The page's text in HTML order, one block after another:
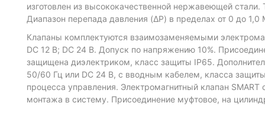
изготовлен из высококачественной нержавеющей
Диапазон перепада давления (ΔP) в пределах от 0 до
Клапаны комплектуются взаимозаменяемыми
DC 12 В; DC 24 В. Допуск по напряжению 10%.
защищена диэлектриком, класс защиты IP65.
50/60 Гц или DC 24 В, с вводным кабелем, класса
процесса управления. Электромагнитный клапан
монтажа в систему. Присоединение муфтовое, на